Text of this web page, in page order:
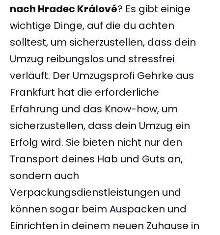
nach Hradec Králové? Es gibt einige
wichtige Dinge, auf die du achten
solltest, um sicherzustellen, dass dein
Umzug reibungslos und stressfrei
verläuft. Der Umzugsprofi Gehrke aus
Frankfurt hat die erforderliche
Erfahrung und das Know-how, um
sicherzustellen, dass dein Umzug ein
Erfolg wird. Sie bieten nicht nur den
Transport deines Hab und Guts an,
sondern auch
Verpackungsdienstleistungen und
können sogar beim Auspacken und
Einrichten in deinem neuen Zuhause in